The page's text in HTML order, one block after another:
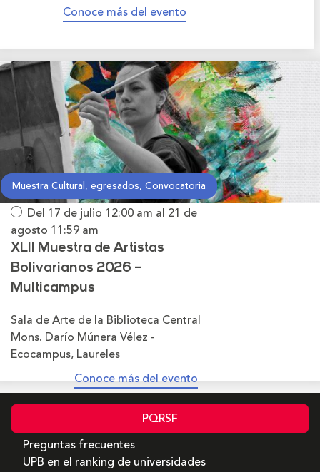
Conoce más del evento
Muestra Cultural, egresados, Convocatoria
Del 17 de julio 12:00 am al 21 de
agosto 11:59 am
XLII Muestra de Artistas
Bolivarianos 2026 –
Multicampus
Sala de Arte de la Biblioteca Central
Mons. Darío Múnera Vélez -
Ecocampus, Laureles
Conoce más del evento
PQRSF
Preguntas frecuentes
UPB en el ranking de universidades